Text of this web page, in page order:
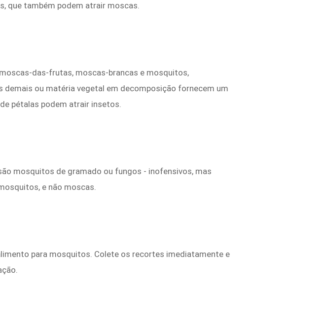
que também podem atrair moscas.
das-frutas, moscas-brancas e mosquitos,
ou matéria vegetal em decomposição fornecem um
pétalas podem atrair insetos.
mosquitos de gramado ou fungos - inofensivos, mas
e não moscas.
para mosquitos. Colete os recortes imediatamente e